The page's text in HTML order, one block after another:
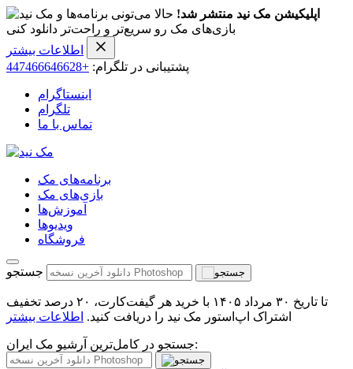
اپلیکیشن مک نید منتشر شد! حالا می‌تونی برنامه‌ها و
بازی‌های مک رو سریع‌تر و راحت‌تر دانلود کنی
اطلاعات بیشتر
پشتیبانی در تلگرام: +447466646628
اینستاگرام
تلگرام
تماس با ما
برنامه‌های مک
بازی‌های مک
آموزش‌ها
ویدیو‌ها
فروشگاه
جستجو
تا تاریخ ۳۰ مرداد ۱۴۰۵ با خرید هر گیفت‌کارت، ۲۰ درصد تخفیف
اشتراک اپ‌استور مک نید را دریافت کنید. اطلاعات بیشتر
جستجو در کامل‌ترین آرشیو مک ایران: